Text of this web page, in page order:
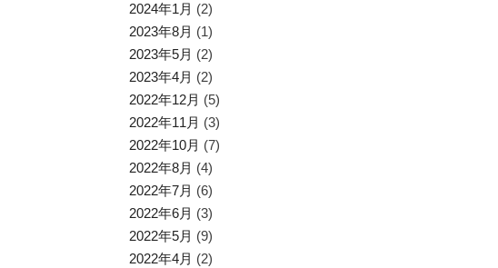
2024年1月 (2)
2023年8月 (1)
2023年5月 (2)
2023年4月 (2)
2022年12月 (5)
2022年11月 (3)
2022年10月 (7)
2022年8月 (4)
2022年7月 (6)
2022年6月 (3)
2022年5月 (9)
2022年4月 (2)